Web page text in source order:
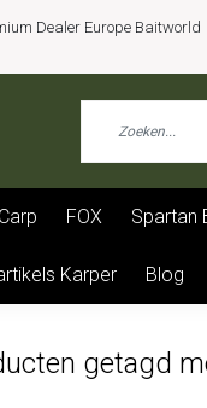
Dealer Europe Baitworld
FOX Spartan
Karper Blog
getagd